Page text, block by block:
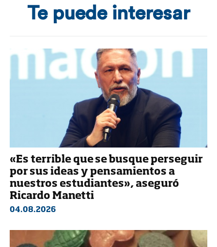
Te puede interesar
«Es terrible que se busque perseguir
por sus ideas y pensamientos a
nuestros estudiantes», aseguró
Ricardo Manetti
04.08.2026